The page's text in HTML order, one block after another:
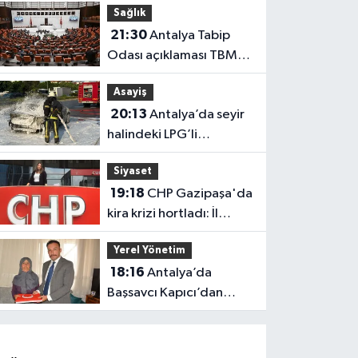
güçlendi
Sağlık
21:30Antalya Tabip
Odası açıklaması TBMM
gündeminde
Asayiş
20:13
halindeki LPG’li
otomobil alev aldı: 4
yaralı
Siyaset
19:18
kira krizi hortladı: İl
Başkanlığı mahkemeye
gitti
Yerel Yönetim
18:16
Başsavcı Kapıcı’dan
şehit annesi Aysel